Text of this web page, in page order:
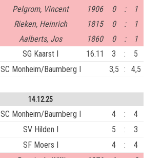
Pelgrom, Vincent 1906 0 :
1
Rieken, Heinrich 1815 0 :
1
Aalberts, Jos 1860 0 :
1
SG Kaarst I 16.11 3 :
5
SC Monheim/Baumberg I 3,5 : 4,5
14.12.25
SC Monheim/Baumberg I 4 :
4
SV Hilden I 5 :
3
SF Moers I 4 :
4